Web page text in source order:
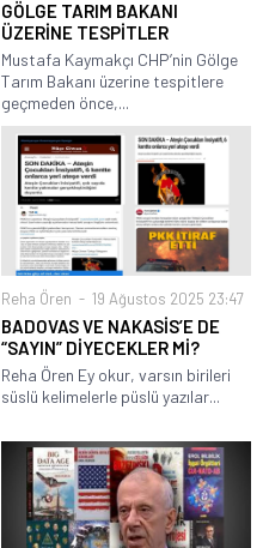
GÖLGE TARIM BAKANI
ÜZERİNE TESPİTLER
Mustafa Kaymakçı CHP’nin Gölge
Tarım Bakanı üzerine tespitlere
geçmeden önce,...
Reha Ören 19 Ağustos 2025 23:47
BADOVAS VE NAKASİS’E DE
“SAYIN” DİYECEKLER Mİ?
Reha Ören Ey okur, varsın birileri
süslü kelimelerle püslü yazılar...